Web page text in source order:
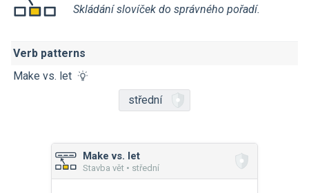
Skládání slovíček do správného pořadí.
Verb patterns
Make vs. let
střední
Make vs. let
Stavba vět • střední